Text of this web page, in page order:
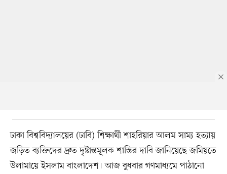
ঢাকা বিশ্ববিদ্যালয়ের (ঢাবি) শিক্ষার্থী শাহরিয়ার আলম সাম্য হত্যায়
জড়িত ব্যক্তিদের দ্রুত দৃষ্টান্তমূলক শাস্তির দাবি জানিয়েছে জমিয়তে
উলামায়ে ইসলাম বাংলাদেশ। আজ বুধবার গণমাধ্যমে পাঠানো